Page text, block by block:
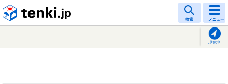
検索 メニュー
現在地